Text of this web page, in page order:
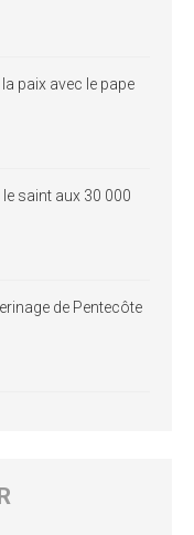
paix avec le pape
saint aux 30 000
de Pentecôte